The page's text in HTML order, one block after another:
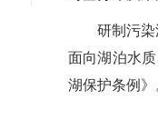
研制污
面向湖泊水
湖保护条例》